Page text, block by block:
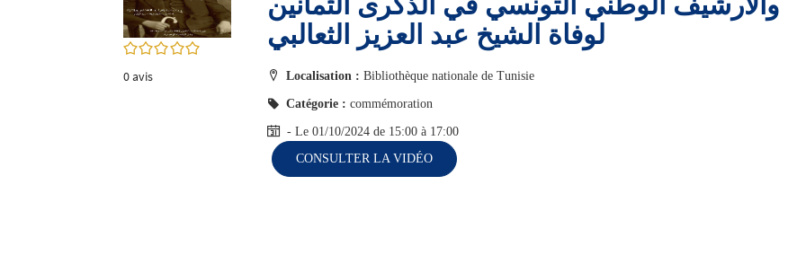
0/5
0avis
لوفاة الشيخ عبد العزيز الثعالبي
Localisation : Bibliothèque nationale de Tunisie
Catégorie : commémoration
- Le 01/10/2024de 15:00 à 17:00
CONSULTER LA VIDÉO